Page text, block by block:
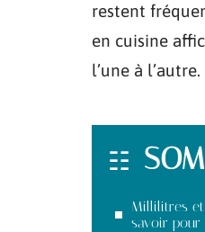
restent
en cuisine
l’une à l’autre.
Millilitres
savoir pour